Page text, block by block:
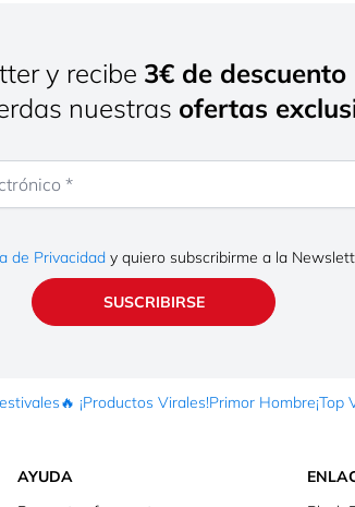
y recibe 3€ de descuento
nuestras ofertas
de Privacidady quiero subscribirme a la
SUSCRIBIRSE
🔥 ¡Productos Virales!Primor Hombre¡Top
AYUDA